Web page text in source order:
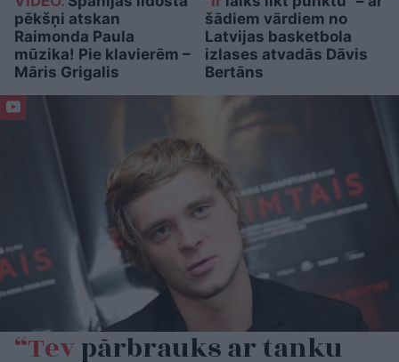
pēkšņi atskan
Raimonda Paula
mūzika! Pie klavierēm –
Māris Grigalis
šādiem vārdiem no
Latvijas basketbola
izlases atvadās Dāvis
Bertāns
“Tevpārbrauks ar tanku